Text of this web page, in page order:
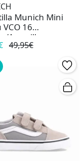
Munich Mini
16
Amarillo
49,95€